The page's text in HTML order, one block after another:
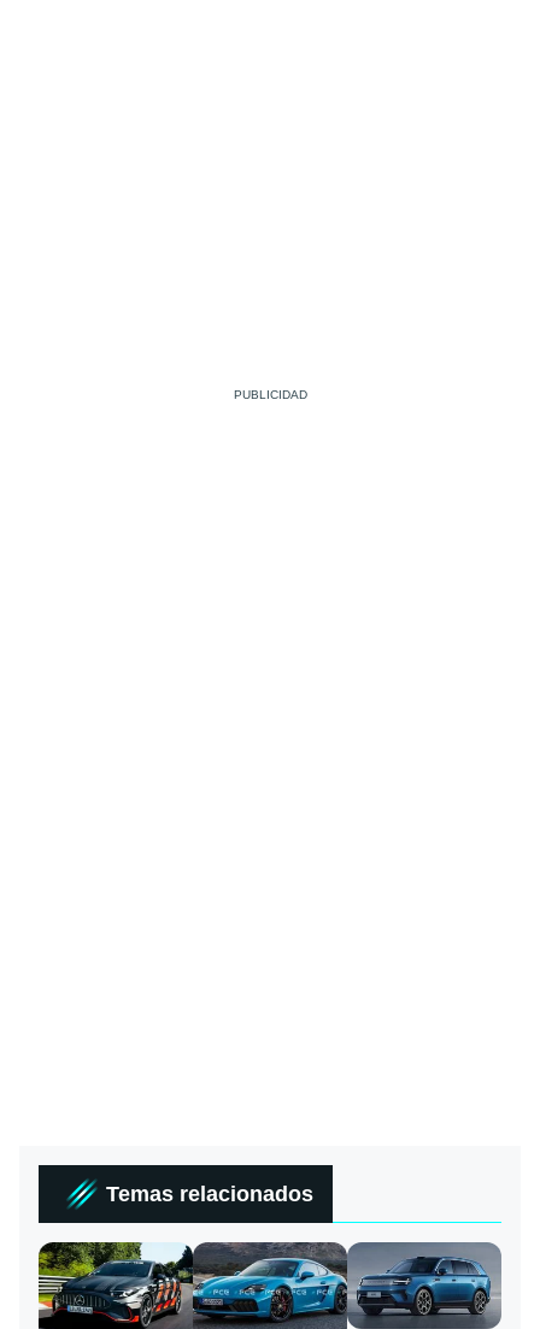
Temas relacionados